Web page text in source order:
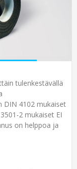
tulenkestävällä
DIN 4102 mukaiset
2 mukaiset EI
on helppoa ja